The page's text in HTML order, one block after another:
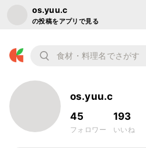
os.yuu.c
の投稿をアプリで見る
os.yuu.c
45
フォロワー
193
いいね